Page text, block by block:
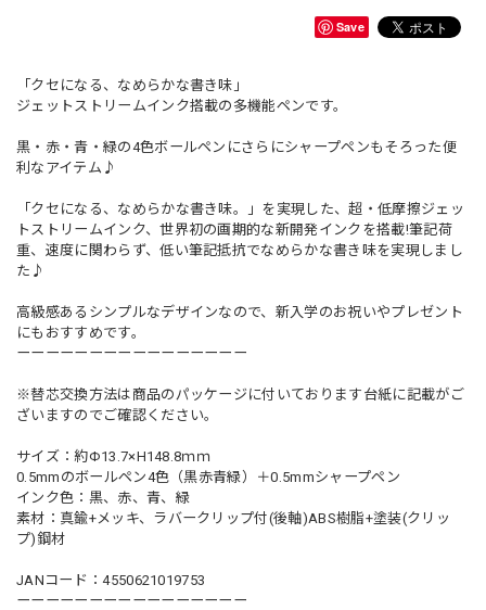
Save
「クセになる、なめらかな書き味」
ジェットストリームインク搭載の多機能ペンです。
黒・赤・青・緑の4色ボールペンにさらにシャープペンもそろった便
利なアイテム♪
「クセになる、なめらかな書き味。」を実現した、超・低摩擦ジェッ
トストリームインク、世界初の画期的な新開発インクを搭載!筆記荷
重、速度に関わらず、低い筆記抵抗でなめらかな書き味を実現しまし
た♪
高級感あるシンプルなデザインなので、新入学のお祝いやプレゼント
にもおすすめです。
ーーーーーーーーーーーーーーーー
※替芯交換方法は商品のパッケージに付いております台紙に記載がご
ざいますのでご確認ください。
サイズ：約Φ13.7×H148.8ｍｍ
0.5mmのボールペン4色（黒赤青緑）＋0.5mmシャープペン
インク色：黒、赤、青、緑
素材：真鍮+メッキ、ラバークリップ付(後軸)ABS樹脂+塗装(クリッ
プ)鋼材
JANコード：4550621019753
ーーーーーーーーーーーーーーーー